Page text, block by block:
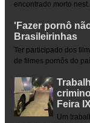
encontrado morto nest...
'Fazer pornô
Brasileirinhas
Ter participado dos
de filmes pornôs do
Feira IX
Um